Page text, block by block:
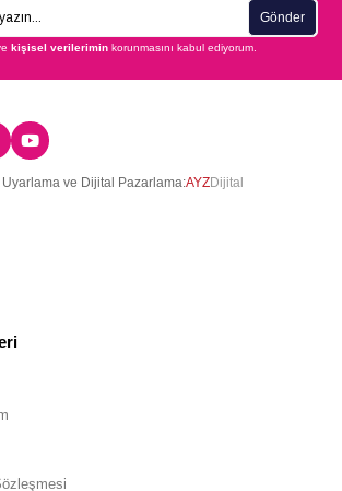
Gönder
kişisel verilerimin korunmasını kabul ediyorum.
Uyarlama ve Dijital Pazarlama:AYZDijital